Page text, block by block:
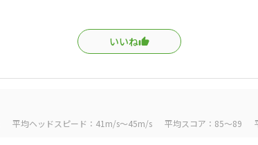
いいね
平均ヘッドスピード：41m/s～45m/s 平均スコア：85～89